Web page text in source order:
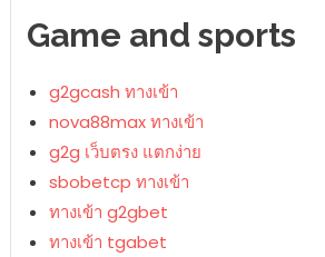
Game and sports
g2gcash ทางเข้า
nova88max ทางเข้า
g2g เว็บตรง แตกง่าย
sbobetcp ทางเข้า
ทางเข้า g2gbet
ทางเข้า tgabet